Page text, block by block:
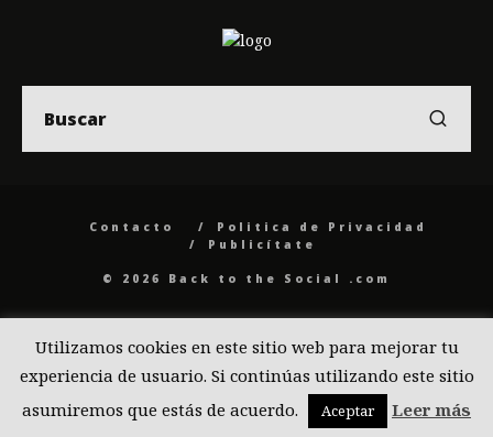
Contacto
Politica de Privacidad
Publicítate
© 2026 Back to the Social .com
Utilizamos cookies en este sitio web para mejorar tu
experiencia de usuario. Si continúas utilizando este sitio
asumiremos que estás de acuerdo.
Aceptar Leer más